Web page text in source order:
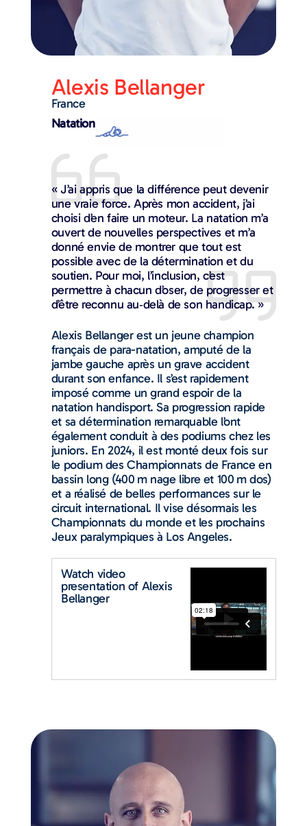
Alexis Bellanger
France
Natation
« J’ai appris que la différence peut devenir
une vraie force. Après mon accident, j’ai
choisi d’en faire un moteur. La natation m’a
ouvert de nouvelles perspectives et m’a
donné envie de montrer que tout est
possible avec de la détermination et du
soutien. Pour moi, l’inclusion, c’est
permettre à chacun d’oser, de progresser et
d’être reconnu au‑delà de son handicap. »
Alexis Bellanger est un jeune champion
français de para-natation, amputé de la
jambe gauche après un grave accident
durant son enfance. Il s’est rapidement
imposé comme un grand espoir de la
natation handisport. Sa progression rapide
et sa détermination remarquable l’ont
également conduit à des podiums chez les
juniors. En 2024, il est monté deux fois sur
le podium des Championnats de France en
bassin long (400 m nage libre et 100 m dos)
et a réalisé de belles performances sur le
circuit international. Il vise désormais les
Championnats du monde et les prochains
Jeux paralympiques à Los Angeles.
Watch video
presentation of Alexis
Bellanger